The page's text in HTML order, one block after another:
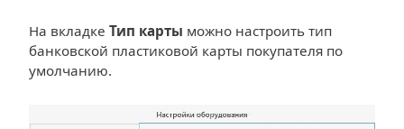
На вкладке Тип карты можно настроить тип
банковской пластиковой карты покупателя по
умолчанию.